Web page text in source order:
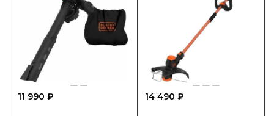
11 990 ₽ 14 490 ₽